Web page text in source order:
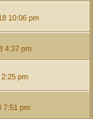
10:06 pm
4:37 pm
pm
7:51 pm